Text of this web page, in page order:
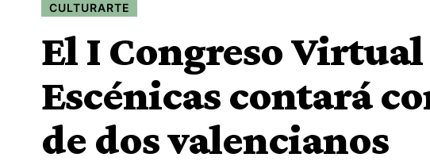
CULTURARTE
El I Congreso Virtual
Escénicas contará
de dos valencianos